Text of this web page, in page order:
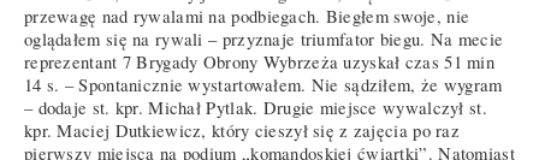
przewagę nad rywalami na podbiegach. Biegłem swoje, nie
oglądałem się na rywali – przyznaje triumfator biegu. Na mecie
reprezentant 7 Brygady Obrony Wybrzeża uzyskał czas 51 min
14 s. – Spontanicznie wystartowałem. Nie sądziłem, że wygram
– dodaje st. kpr. Michał Pytlak. Drugie miejsce wywalczył st.
kpr. Maciej Dutkiewicz, który cieszył się z zajęcia po raz
pierwszy miejsca na podium „komandoskiej ćwiartki”. Natomiast